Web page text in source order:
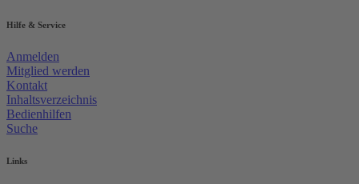
Hilfe & Service
Anmelden
Mitglied werden
Kontakt
Inhaltsverzeichnis
Bedienhilfen
Suche
Links